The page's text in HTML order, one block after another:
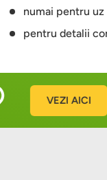
numai pentru
pentru detalii
VEZI AICI